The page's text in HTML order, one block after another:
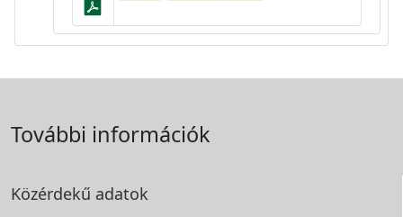
További információk
Közérdekű adatok